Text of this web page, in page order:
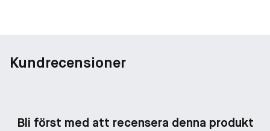
Kundrecensioner
Bli först med att recensera denna produkt